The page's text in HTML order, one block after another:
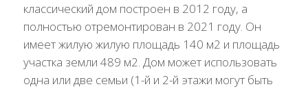
классический дом построен в 2012 году, а
полностью отремонтирован в 2021 году. Он
имеет жилую жилую площадь 140 м2 и площадь
участка земли 489 м2. Дом может использовать
одна или две семьи (1-й и 2-й этажи могут быть